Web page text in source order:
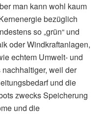
man kann wohl kaum
bezüglich
so „grün“ und
oder Windkraftanlagen,
echtem Umwelt- und
weil der
und die
zwecks Speicherung
und die